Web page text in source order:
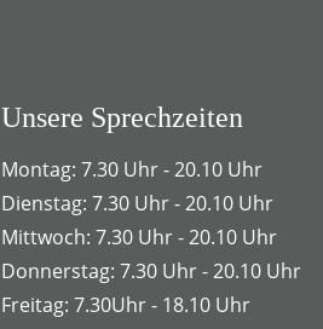
Unsere Sprechzeiten
Montag: 7.30 Uhr - 20.10 Uhr
Dienstag: 7.30 Uhr - 20.10 Uhr
Mittwoch: 7.30 Uhr - 20.10 Uhr
Donnerstag: 7.30 Uhr - 20.10 Uhr
Freitag: 7.30Uhr - 18.10 Uhr